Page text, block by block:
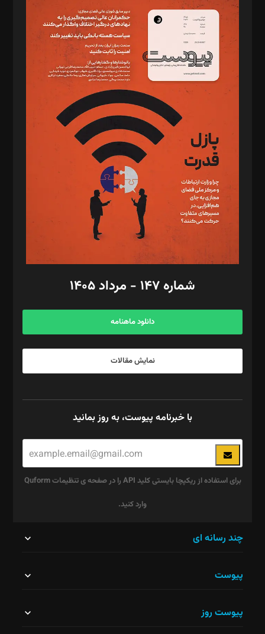
سردبیر: مهرک محمودی
دبیر تحریریه: میثم قاسمی
د‌بیر ناداستان: سمانه سمیع
د‌بیر خدمت و تجارت: ابوالفضل رجبی
د‌بیر حقوق فناوری: حسام‌الدین ایپکچی
د‌بیر پیوست جهان: مینا پاکدل
د‌بیر تحریریه آنلاین: بابک نقاش
تحریریه‌: مجتبی محمود‌ی، آرش برهمند، یسنا امان‌پور، سروش کرمیان،
مصطفی مسجدی آرانی، ابوالفضل رجبی، زهرا فکرانه، فائزه فتحی
رستمی،مصطفی باستان
ویرایش: نگار استاد‌‌آقا
طراح یونیفرم: مجید توکلی
فیلمبرداری و عکاسی: امیر شفیعی، مانی لطفی زاده
گرافیک و صفحه‌آرایی: سید‌سبحان‌علی ثابت
مد‌یر توسعه تجاری: کامبیز برید‌
امور مالی: شاپور رهبری، محمد‌ کاظمی‌نیا
آگهی و مشترکین: ۰۹۱۹۹۹۹۰۴۵۴
شماره ۱۴۷ - مرداد ۱۴۰۵
دانلود ماهنامه
نمایش مقالات
با خبرنامه پیوست، به روز بمانید
برای استفاده از ریکپچا بایستی کلید API را در صفحه ی تنظیمات Quform
وارد کنید.
نباید
چند رسانه ای
پیوست
پیوست روز